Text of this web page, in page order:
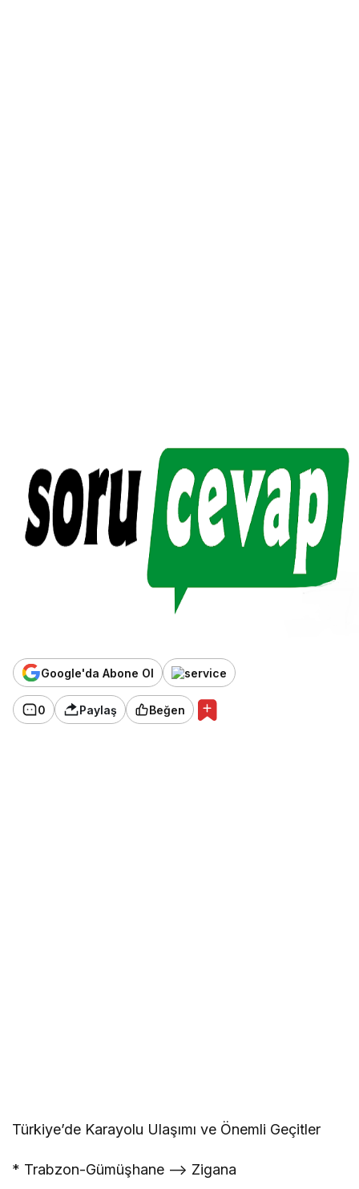
Google'da Abone Ol
0 Paylaş Beğen
Türkiye’de Karayolu Ulaşımı ve Önemli Geçitler
* Trabzon-Gümüşhane –> Zigana